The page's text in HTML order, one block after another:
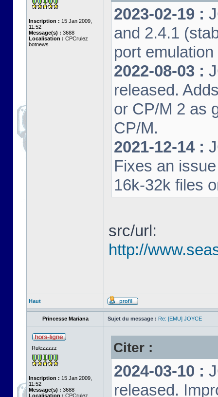
Inscription : 15 Jan 2009,
11:52
Message(s) : 3688
Localisation : CPCrulez
botnews
2023-02-19 :
and 2.4.1
port
2022-08-03 :
released.
or CP/M 2 as
CP/M.
2021-12-14 :
Fixes an
16k-32k files
src/url:
http://
Haut
Princesse Mariana Sujet du message : Re: [EMU] JOYCE
Rulezzzzz
Inscription : 15 Jan 2009,
11:52
Message(s) : 3688
Localisation : CPCrulez
Citer :
2024-03-10 :
released.